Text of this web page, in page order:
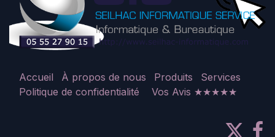
Accueil À propos de nous Produits
Services
Politique de confidentialité
Vos Avis ★★★★★